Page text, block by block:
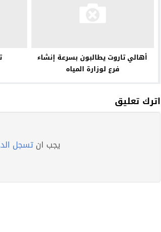
أهالي تاروت يطالبون بسرعة إنشاء
فرع لوزارة المياه
اترك تعليق
يجب انتسجل